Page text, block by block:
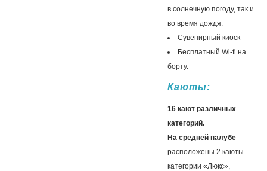
в солнечную погоду, так и
во время дождя.
Сувенирный киоск
Бесплатный Wi-fi на
борту.
Каюты:
16 кают различных
категорий.
На средней палубе
расположены 2 каюты
категории «Люкс»,